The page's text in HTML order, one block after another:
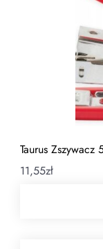
Taurus
11,55zł